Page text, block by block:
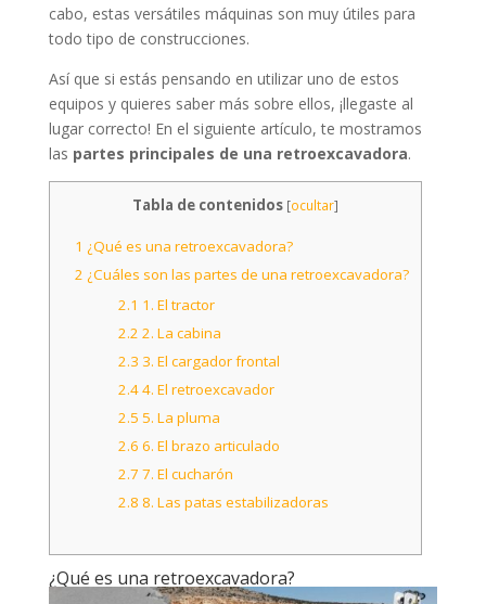
cabo, estas versátiles máquinas son muy útiles para
todo tipo de construcciones.
Así que si estás pensando en utilizar uno de estos
equipos y quieres saber más sobre ellos, ¡llegaste al
lugar correcto! En el siguiente artículo, te mostramos
las partes principales de una retroexcavadora.
Tabla de contenidos [ocultar]
1 ¿Qué es una retroexcavadora?
2 ¿Cuáles son las partes de una retroexcavadora?
2.1 1. El tractor
2.2 2. La cabina
2.3 3. El cargador frontal
2.44. El retroexcavador
2.5 5. La pluma
2.6 6. El brazo articulado
2.7 7. El cucharón
2.8 8. Las patas estabilizadoras
¿Qué es una retroexcavadora?